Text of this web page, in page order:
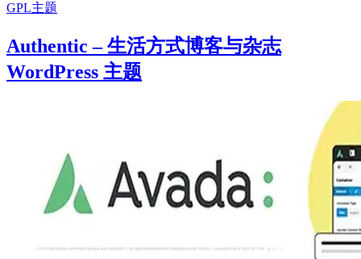
GPL主题
Authentic – 生活方式博客与杂志
WordPress 主题